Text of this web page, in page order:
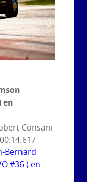
en
Consani
Bernard
#36 ) en